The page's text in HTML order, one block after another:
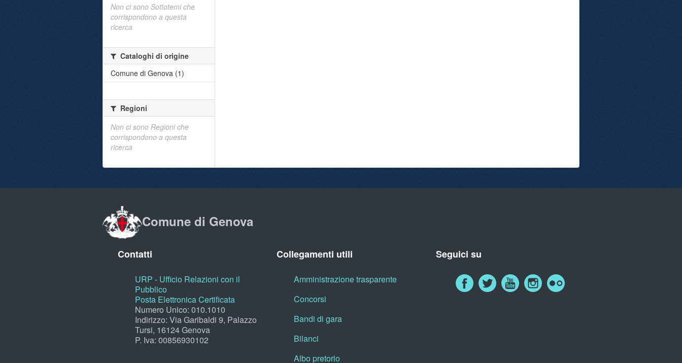
Non ci sono Sottotemi che
corrispondono a questa
ricerca
Cataloghi di origine
Comune di Genova (1)
Regioni
Non ci sono Regioni che
corrispondono a questa
ricerca
Comune di Genova
Contatti
URP - Ufficio Relazioni con il
Pubblico
Posta Elettronica Certificata
Numero Unico: 010.1010
Indirizzo: Via Garibaldi 9, Palazzo
Tursi, 16124 Genova
P. Iva: 00856930102
Collegamenti utili
Amministrazione trasparente
Concorsi
Bandi di gara
Bilanci
Albo pretorio
Seguici su